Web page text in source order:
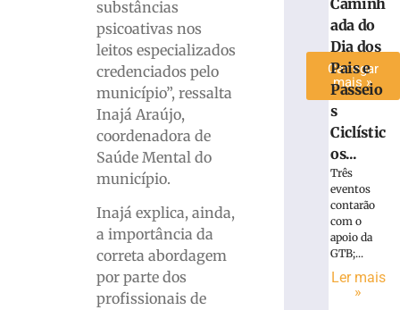
substâncias
psicoativas nos
leitos especializados
credenciados pelo
município”, ressalta
Inajá Araújo,
coordenadora de
Saúde Mental do
município.
Inajá explica, ainda,
a importância da
correta abordagem
por parte dos
profissionais de
Carregar
mais »
Caminh
ada do
Dia dos
Pais e
Passeio
s
Ciclístic
os...
Três
eventos
contarão
com o
apoio da
GTB;...
Ler mais
»